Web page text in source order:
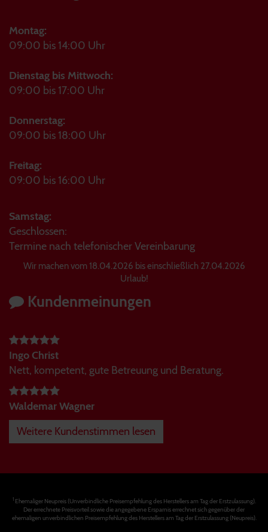
Montag:
09:00 bis 14:00 Uhr
Dienstag bis Mittwoch:
09:00 bis 17:00 Uhr
Donnerstag:
09:00 bis 18:00 Uhr
Freitag:
09:00 bis 16:00 Uhr
Samstag:
Geschlossen:
Termine nach telefonischer Vereinbarung
Wir machen vom 18.04.2026 bis einschließlich 27.04.2026
Urlaub!
Kundenmeinungen
Ingo Christ
Nett, kompetent, gute Betreuung und Beratung.
Waldemar Wagner
Weitere Kundenstimmen lesen
1Ehemaliger Neupreis (Unverbindliche Preisempfehlung des Herstellers am Tag der Erstzulassung).
Der errechnete Preisvorteil sowie die angegebene Ersparnis errechnet sich gegenüber der
ehemaligen unverbindlichen Preisempfehlung des Herstellers am Tag der Erstzulassung (Neupreis).